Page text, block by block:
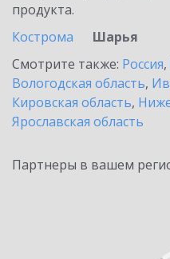
продукта.
Кострома
Шарья
Смотрите также: Россия,
Вологодская область,
Кировская область,
Ярославская область
Партнеры в вашем